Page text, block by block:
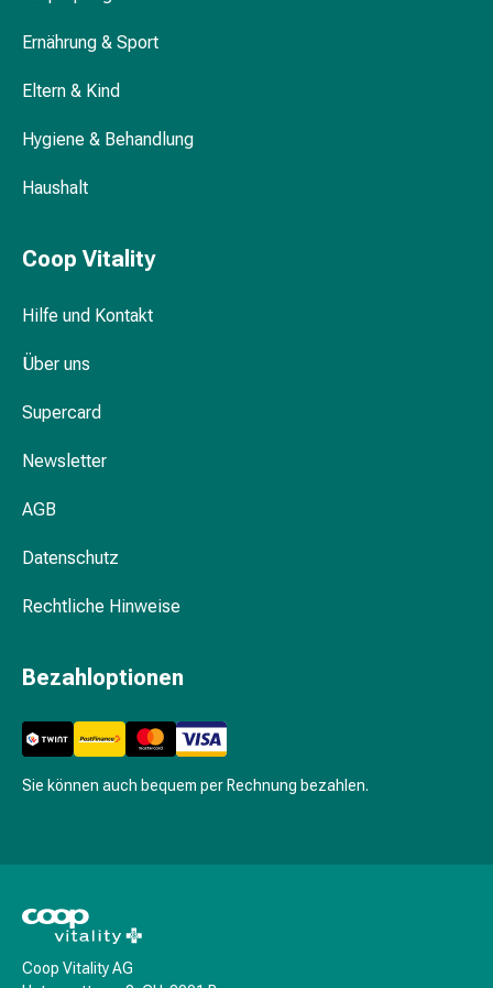
&
Gesichtspflege
Augenpflege
Peeling
Accessoires
&
die
&
Bürsten
&
Kämme
Haarwasser
Shampoo
Ernährung & Sport
Eltern & Kind
Hygiene & Behandlung
Haushalt
Coop Vitality
Hilfe und Kontakt
Über uns
Supercard
Newsletter
AGB
Datenschutz
Rechtliche Hinweise
Bezahloptionen
Sie können auch bequem per Rechnung bezahlen.
Coop Vitality AG